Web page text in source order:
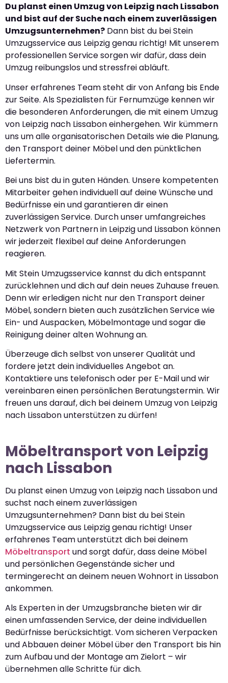
Du planst einen Umzug von Leipzig nach Lissabon
und bist auf der Suche nach einem zuverlässigen
Umzugsunternehmen? Dann bist du bei Stein
Umzugsservice aus Leipzig genau richtig! Mit unserem
professionellen Service sorgen wir dafür, dass dein
Umzug reibungslos und stressfrei abläuft.
Unser erfahrenes Team steht dir von Anfang bis Ende
zur Seite. Als Spezialisten für Fernumzüge kennen wir
die besonderen Anforderungen, die mit einem Umzug
von Leipzig nach Lissabon einhergehen. Wir kümmern
uns um alle organisatorischen Details wie die Planung,
den Transport deiner Möbel und den pünktlichen
Liefertermin.
Bei uns bist du in guten Händen. Unsere kompetenten
Mitarbeiter gehen individuell auf deine Wünsche und
Bedürfnisse ein und garantieren dir einen
zuverlässigen Service. Durch unser umfangreiches
Netzwerk von Partnern in Leipzig und Lissabon können
wir jederzeit flexibel auf deine Anforderungen
reagieren.
Mit Stein Umzugsservice kannst du dich entspannt
zurücklehnen und dich auf dein neues Zuhause freuen.
Denn wir erledigen nicht nur den Transport deiner
Möbel, sondern bieten auch zusätzlichen Service wie
Ein- und Auspacken, Möbelmontage und sogar die
Reinigung deiner alten Wohnung an.
Überzeuge dich selbst von unserer Qualität und
fordere jetzt dein individuelles Angebot an.
Kontaktiere uns telefonisch oder per E-Mail und wir
vereinbaren einen persönlichen Beratungstermin. Wir
freuen uns darauf, dich bei deinem Umzug von Leipzig
nach Lissabon unterstützen zu dürfen!
Möbeltransport von Leipzig
nach Lissabon
Du planst einen Umzug von Leipzig nach Lissabon und
suchst nach einem zuverlässigen
Umzugsunternehmen? Dann bist du bei Stein
Umzugsservice aus Leipzig genau richtig! Unser
erfahrenes Team unterstützt dich bei deinem
Möbeltransport und sorgt dafür, dass deine Möbel
und persönlichen Gegenstände sicher und
termingerecht an deinem neuen Wohnort in Lissabon
ankommen.
Als Experten in der Umzugsbranche bieten wir dir
einen umfassenden Service, der deine individuellen
Bedürfnisse berücksichtigt. Vom sicheren Verpacken
und Abbauen deiner Möbel über den Transport bis hin
zum Aufbau und der Montage am Zielort – wir
übernehmen alle Schritte für dich.